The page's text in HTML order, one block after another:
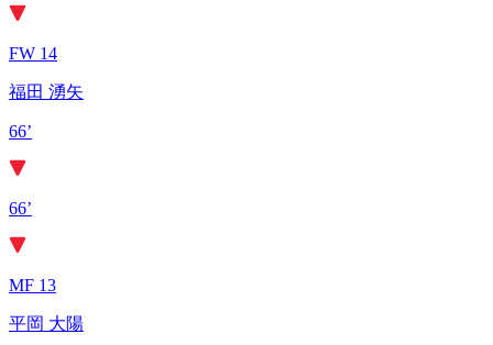
FW 14
福田 湧矢
66’
66’
MF 13
平岡 大陽